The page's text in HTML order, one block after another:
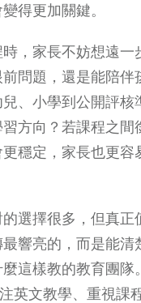
得更加關鍵。
，家長不妨想遠一
問題，還是能陪伴
、小學到公開評核
方向？若課程之間
穩定，家長也更容
選擇很多，但真正
響亮的，而是能清
這樣教的教育團隊
英文教學、重視課